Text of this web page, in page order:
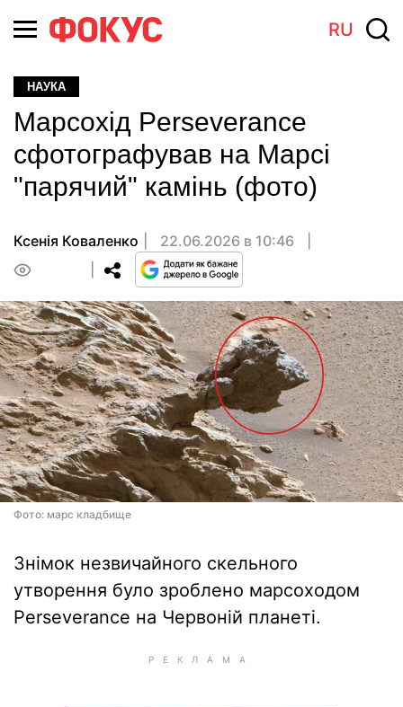
RU
НАУКА
Марсохід Perseverance
сфотографував на Марсі
"парячий" камінь (фото)
Ксенія Коваленко
22.06.2026 в 10:46
Фото: марс кладбище
Знімок незвичайного скельного
утворення було зроблено марсоходом
Perseverance на Червоній планеті.